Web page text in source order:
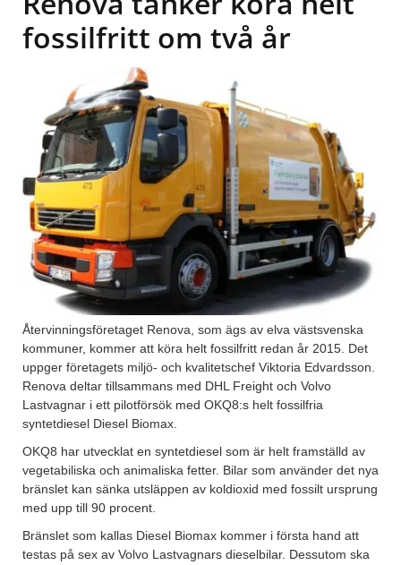
fossilfritt om två år
Återvinningsföretaget Renova, som ägs av elva västsvenska
kommuner, kommer att köra helt fossilfritt redan år 2015. Det
uppger företagets miljö- och kvalitetschef Viktoria Edvardsson.
Renova deltar tillsammans med DHL Freight och Volvo
Lastvagnar i ett pilotförsök med OKQ8:s helt fossilfria
syntetdiesel Diesel Biomax.
OKQ8 har utvecklat en syntetdiesel som är helt framställd av
vegetabiliska och animaliska fetter. Bilar som använder det nya
bränslet kan sänka utsläppen av koldioxid med fossilt ursprung
med upp till 90 procent.
Bränslet som kallas Diesel Biomax kommer i första hand att
testas på sex av Volvo Lastvagnars dieselbilar. Dessutom ska